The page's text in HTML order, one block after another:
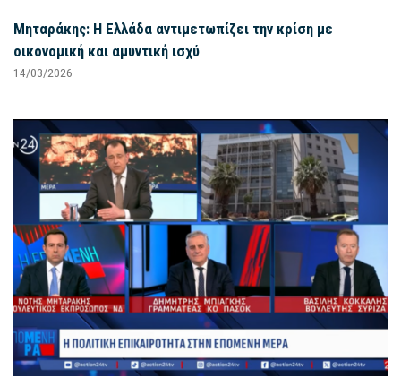
Μηταράκης: Η Ελλάδα αντιμετωπίζει την κρίση με
οικονομική και αμυντική ισχύ
14/03/2026